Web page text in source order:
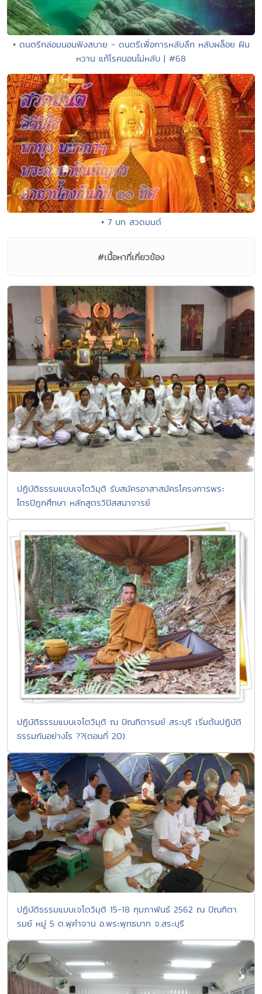
• ดนตรีกล่อมนอนฟังสบาย - ดนตรีเพื่อการหลับลึก หลับผล็อย ฝัน
หวาน แก้โรคนอนไม่หลับ | #68
• 7 บท สวดมนต์
#เนื้อหาที่เกี่ยวข้อง
ปฏิบัติธรรมแบบเจโตวิมุติ รับสมัครอาสาสมัครโครงการพระ
ไตรปิฎกศึกษา หลักสูตรวิปัสสนาจารย์
ปฏิบัติธรรมแบบเจโตวิมุติ ณ ปัณฑิตารมย์ สระบุรี เริ่มต้นปฏิบัติ
ธรรมกันอย่างไร ??(ตอนที่ 20)
ปฏิบัติธรรมแบบเจโตวิมุติ 15-18 กุมภาพันธ์ 2562 ณ ปัณฑิตา
รมย์ หมู่ 5 ต.พุคำจาน อ.พระพุทธบาท จ.สระบุรี